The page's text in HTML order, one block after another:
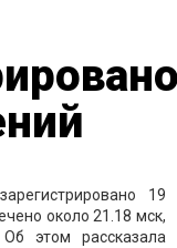
19
около 21.18 мск,
этом рассказала